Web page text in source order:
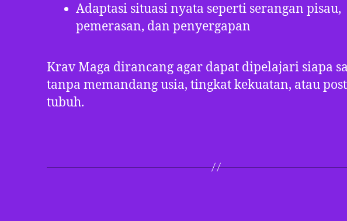
Adaptasi situasi nyata seperti serangan pisau,
pemerasan, dan penyergapan
Krav Maga dirancang agar dapat dipelajari siapa
tanpa memandang usia, tingkat kekuatan, atau
tubuh.